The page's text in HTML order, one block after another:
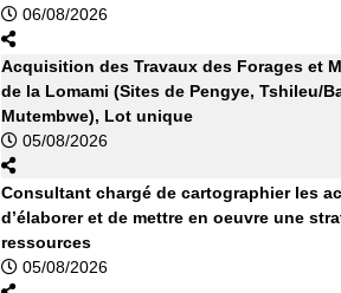
06/08/2026
Acquisition des Travaux des Forages et
de la Lomami (Sites de Pengye, Tshileu/
Mutembwe), Lot unique
05/08/2026
Consultant chargé de cartographier les
d’élaborer et de mettre en oeuvre une
ressources
05/08/2026